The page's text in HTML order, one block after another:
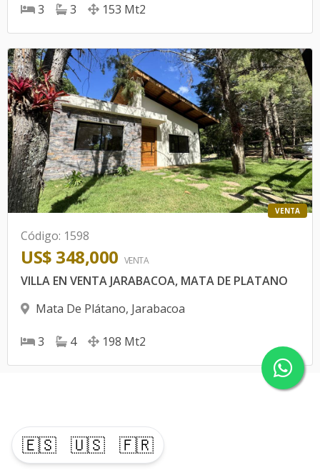
🇪🇸 🇺🇸 🇫🇷
3 3 153 Mt2
VENTA
Código: 1598
US$ 348,000 VENTA
VILLA EN VENTA JARABACOA, MATA DE PLATANO
Mata De Plátano, Jarabacoa
3 4 198 Mt2